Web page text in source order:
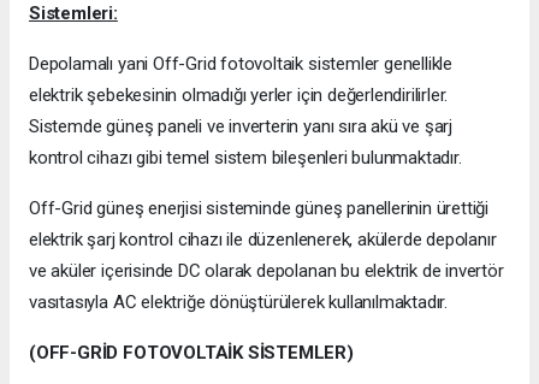
Sistemleri:
Depolamalı yani Off-Grid fotovoltaik sistemler genellikle
elektrik şebekesinin olmadığı yerler için değerlendirilirler.
Sistemde güneş paneli ve inverterin yanı sıra akü ve şarj
kontrol cihazı gibi temel sistem bileşenleri bulunmaktadır.
Off-Grid güneş enerjisi sisteminde güneş panellerinin ürettiği
elektrik şarj kontrol cihazı ile düzenlenerek, akülerde depolanır
ve aküler içerisinde DC olarak depolanan bu elektrik de invertör
vasıtasıyla AC elektriğe dönüştürülerek kullanılmaktadır.
(OFF-GRİD FOTOVOLTAİK SİSTEMLER)